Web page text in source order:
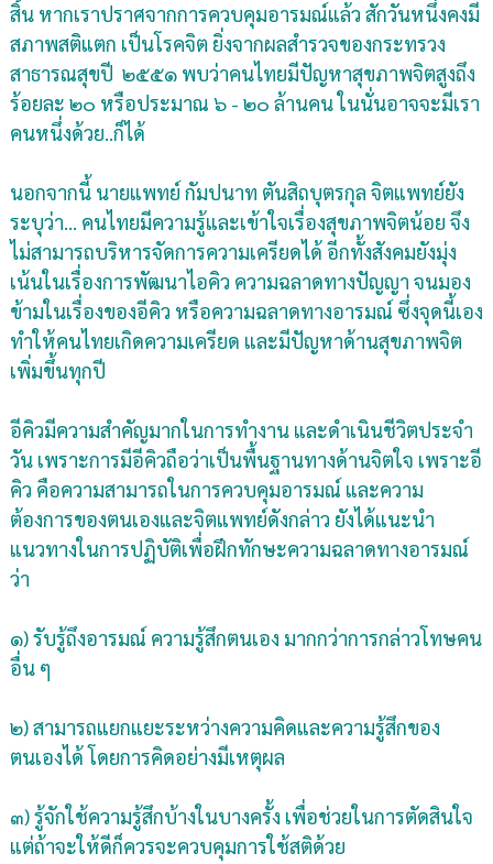
สิ้น หากเราปราศจากการควบคุมอารมณ์แล้ว สักวันหนึ่งคงมี
สภาพสติแตก เป็นโรคจิต ยิ่งจากผลสำรวจของกระทรวง
สาธารณสุขปี ๒๕๕๑ พบว่าคนไทยมีปัญหาสุขภาพจิตสูงถึง
ร้อยละ ๒๐ หรือประมาณ ๖ - ๒๐ ล้านคน ในนั่นอาจจะมีเรา
คนหนึ่งด้วย..ก็ได้
นอกจากนี้ นายแพทย์ กัมปนาท ตันสิถบุตรกุล จิตแพทย์ยัง
ระบุว่า... คนไทยมีความรู้และเข้าใจเรื่องสุขภาพจิตน้อย จึง
ไม่สามารถบริหารจัดการความเครียดได้ อีกทั้งสังคมยังมุ่ง
เน้นในเรื่องการพัฒนาไอคิว ความฉลาดทางปัญญา จนมอง
ข้ามในเรื่องของอีคิว หรือความฉลาดทางอารมณ์ ซึ่งจุดนี้เอง
ทำให้คนไทยเกิดความเครียด และมีปัญหาด้านสุขภาพจิต
เพิ่มขึ้นทุกปี
อีคิวมีความสำคัญมากในการทำงาน และดำเนินชีวิตประจำ
วัน เพราะการมีอีคิวถือว่าเป็นพื้นฐานทางด้านจิตใจ เพราะอี
คิว คือความสามารถในการควบคุมอารมณ์ และความ
ต้องการของตนเองและจิตแพทย์ดังกล่าว ยังได้แนะนำ
แนวทางในการปฏิบัติเพื่อฝึกทักษะความฉลาดทางอารมณ์
ว่า
๑) รับรู้ถึงอารมณ์ ความรู้สึกตนเอง มากกว่าการกล่าวโทษคน
อื่น ๆ
๒) สามารถแยกแยะระหว่างความคิดและความรู้สึกของ
ตนเองได้ โดยการคิดอย่างมีเหตุผล
๓) รู้จักใช้ความรู้สึกบ้างในบางครั้ง เพื่อช่วยในการตัดสินใจ
แต่ถ้าจะให้ดีก็ควรจะควบคุมการใช้สติด้วย